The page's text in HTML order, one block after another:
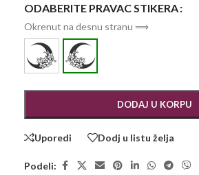
ODABERITE PRAVAC STIKERA
Okrenut na desnu stranu ⟹
DODAJ U KORPU
Uporedi Dodj u listu želja
Podeli: